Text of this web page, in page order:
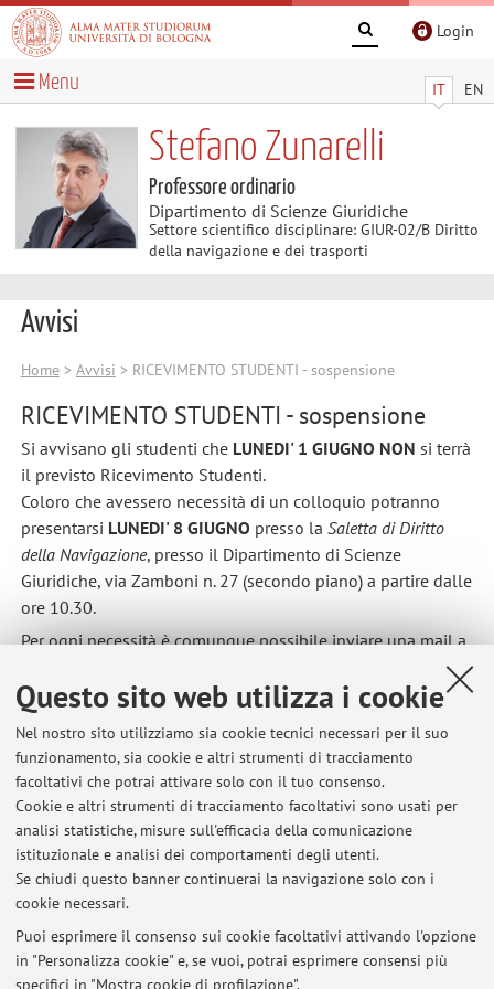
Questo sito web utilizza i cookie
Nel nostro sito utilizziamo sia cookie tecnici necessari per il suo
funzionamento, sia cookie e altri strumenti di tracciamento
facoltativi che potrai attivare solo con il tuo consenso.
Cookie e altri strumenti di tracciamento facoltativi sono usati per
analisi statistiche, misure sull'efficacia della comunicazione
istituzionale e analisi dei comportamenti degli utenti.
Se chiudi questo banner continuerai la navigazione solo con i
cookie necessari.
Puoi esprimere il consenso sui cookie facoltativi attivando l'opzione
in "Personalizza cookie" e, se vuoi, potrai esprimere consensi più
specifici in "Mostra cookie di profilazione".
Login
IT EN
Menu
Stefano Zunarelli
Professore ordinario
Dipartimento di Scienze Giuridiche
Settore scientifico disciplinare: GIUR-02/B Diritto
della navigazione e dei trasporti
Avvisi
Home> Avvisi > RICEVIMENTO STUDENTI - sospensione
RICEVIMENTO STUDENTI - sospensione
Si avvisano gli studenti che LUNEDI' 1 GIUGNO NON si terrà
il previsto Ricevimento Studenti.
Coloro che avessero necessità di un colloquio potranno
presentarsi LUNEDI' 8 GIUGNO presso la Saletta di Diritto
della Navigazione, presso il Dipartimento di Scienze
Giuridiche, via Zamboni n. 27 (secondo piano) a partire dalle
ore 10.30.
Per ogni necessità è comunque possibile inviare una mail a
Pubblicato il: 29 maggio 2026
Ultimi avvisi
RICEVIMENTO STUDENTI - sospensione
Pubblicato il: 20 luglio 2026
RICEVIMENTO STUDENTI - 13 luglio 2026
Pubblicato il: 13 luglio 2026